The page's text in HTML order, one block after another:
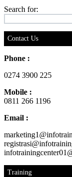
Search for:
Contact Us
Phone :
0274 3900 225
Mobile :
0811 266 1196
Email :
Training